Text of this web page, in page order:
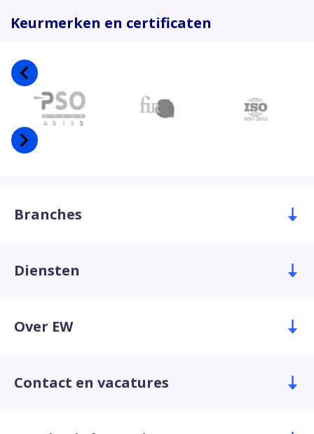
Keurmerken en certificaten
Branches
Diensten
Over EW
Contact en vacatures